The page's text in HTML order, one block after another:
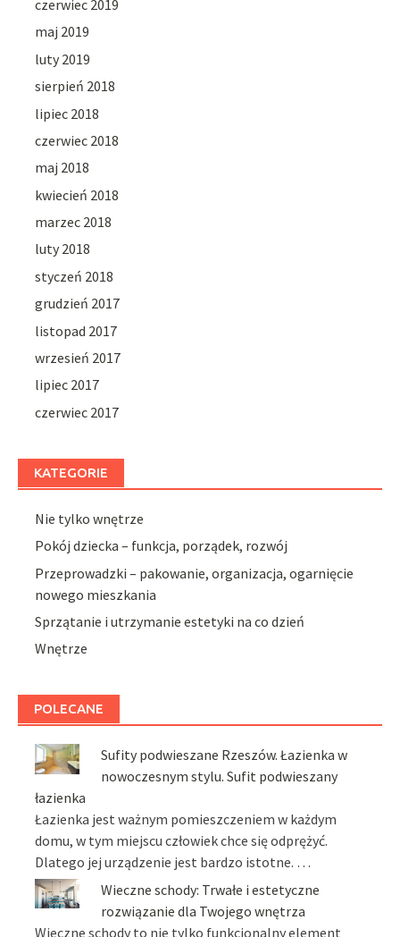
czerwiec 2019
maj 2019
luty 2019
sierpień 2018
lipiec 2018
czerwiec 2018
maj 2018
kwiecień 2018
marzec 2018
luty 2018
styczeń 2018
grudzień 2017
listopad 2017
wrzesień 2017
lipiec 2017
czerwiec 2017
KATEGORIE
Nie tylko wnętrze
Pokój dziecka – funkcja, porządek, rozwój
Przeprowadzki – pakowanie, organizacja, ogarnięcie
nowego mieszkania
Sprzątanie i utrzymanie estetyki na co dzień
Wnętrze
POLECANE
Sufity podwieszane Rzeszów. Łazienka w
nowoczesnym stylu. Sufit podwieszany
łazienka
Łazienka jest ważnym pomieszczeniem w każdym
domu, w tym miejscu człowiek chce się odprężyć.
Dlatego jej urządzenie jest bardzo istotne. …
Wieczne schody: Trwałe i estetyczne
rozwiązanie dla Twojego wnętrza
Wieczne schody to nie tylko funkcjonalny element